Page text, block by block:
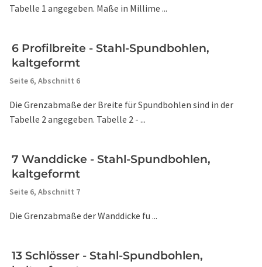
Tabelle 1 angegeben. Maße in Millime ...
6 Profilbreite - Stahl-Spundbohlen,
kaltgeformt
Seite 6, Abschnitt 6
Die Grenzabmaße der Breite für Spundbohlen sind in der
Tabelle 2 angegeben. Tabelle 2 - ...
7 Wanddicke - Stahl-Spundbohlen,
kaltgeformt
Seite 6, Abschnitt 7
Die Grenzabmaße der Wanddicke fu ...
13 Schlösser - Stahl-Spundbohlen,